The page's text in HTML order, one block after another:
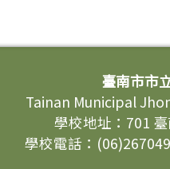
臺南市市
Tainan Municipal
學校地址：701
學校電話：